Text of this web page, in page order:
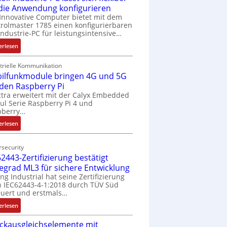
Anwendung konfigurieren
Computer bietet mit dem
1785 einen konfigurierbaren
PC für leistungsintensive…
:
1
9
-
Z
o
l
l
-
I
d
u
s
t
r
i
e
Kommunikation
bringen 4G und 5G
Raspberry Pi
erweitert mit der Calyx Embedded
Serie Raspberry Pi 4 und
:
M
b
i
l
f
u
n
k
Zertifizierung bestätigt
ML3 für sichere Entwicklung
Industrial hat seine Zertifizierung
IEC62443-4-1:2018 durch TÜV Süd
und erstmals…
:
I
E
mit